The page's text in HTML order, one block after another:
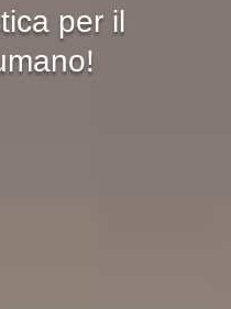
per il